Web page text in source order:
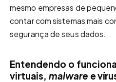
mesmo empresas de
contar com sistemas mais
segurança de seus dados.
Entendendo o
virtuais, malware e